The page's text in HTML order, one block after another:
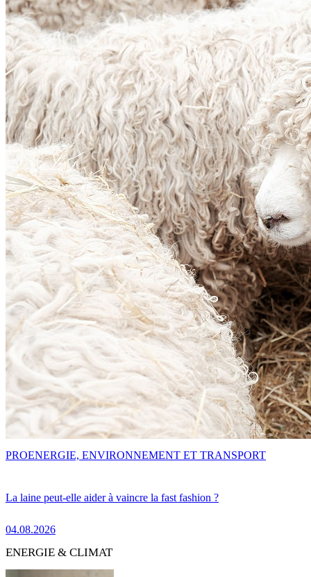
La laine peut-elle aider à vaincre la fast fashion ?
04.08.2026
PROENERGIE, ENVIRONNEMENT ET TRANSPORT
ENERGIE & CLIMAT